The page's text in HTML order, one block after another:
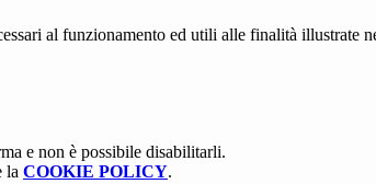
al funzionamento ed utili alle finalità illustrate
e non è possibile disabilitarli.
la COOKIE POLICY.